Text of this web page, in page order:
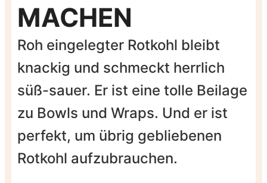
MACHEN
Roh eingelegter Rotkohl bleibt
knackig und schmeckt herrlich
süß-sauer. Er ist eine tolle Beilage
zu Bowls und Wraps. Und er ist
perfekt, um übrig gebliebenen
Rotkohl aufzubrauchen.